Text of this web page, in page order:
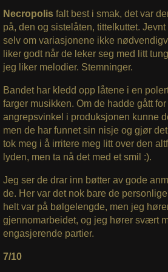
Necropolis falt best i smak, det var
på, den og sistelåten, tittelkuttet.
selv om variasjonene ikke
liker godt når de leker seg med litt
jeg liker melodier. Stemninger.
Bandet har kledd opp låtene i en
farger musikken. Om de hadde gått
angrepsvinkel i produksjonen kunne
men de har funnet sin nisje og gjør
tok meg i å irritere meg litt over den
lyden, men ta nå det med et smil :).
Jeg ser de drar inn bøtter av gode
de. Her var det nok bare de
helt var på bølgelengde, men jeg
gjennomarbeidet, og jeg hører svært
engasjerende partier.
7/10